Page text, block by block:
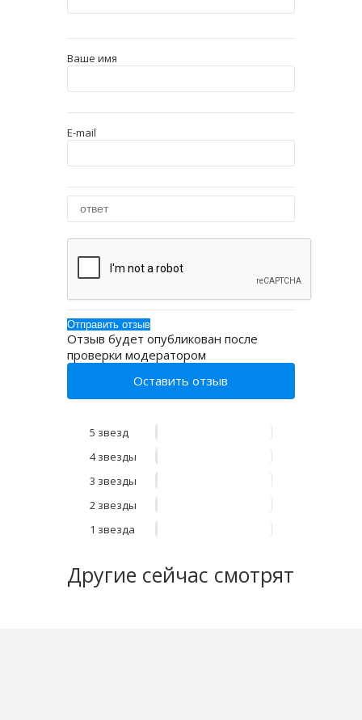
Ваше имя
E-mail
Отзыв будет опубликован после
проверки модератором
Оставить отзыв
5 звезд
4 звезды
3 звезды
2 звезды
1 звезда
Другие сейчас смотрят